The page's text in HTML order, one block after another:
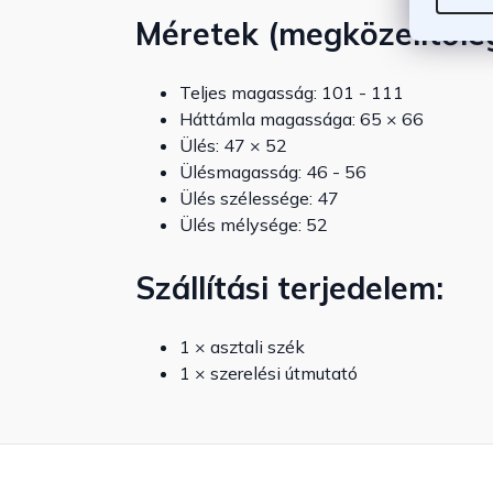
Méretek
Teljes magasság: 101 - 111
Háttámla magassága: 65 × 66
Ülés: 47 × 52
Ülésmagasság: 46 - 56
Ülés szélessége: 47
Ülés mélysége: 52
Szállítási terjedelem:
1 × asztali szék
1 × szerelési útmutató